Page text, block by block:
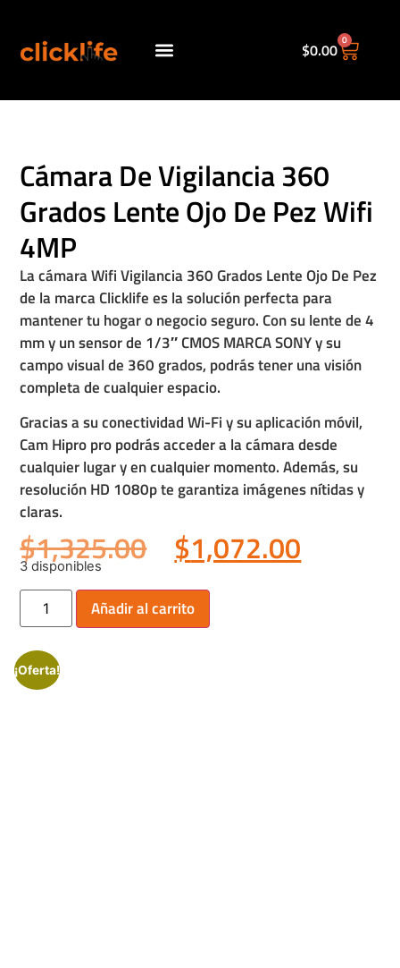
$0.00 0
Cámara De Vigilancia 360
Grados Lente Ojo De Pez Wifi
4MP
La cámara Wifi Vigilancia 360 Grados Lente Ojo De Pez
de la marca Clicklife es la solución perfecta para
mantener tu hogar o negocio seguro. Con su lente de 4
mm y un sensor de 1/3″ CMOS MARCA SONY y su
campo visual de 360 grados, podrás tener una visión
completa de cualquier espacio.
Gracias a su conectividad Wi-Fi y su aplicación móvil,
Cam Hipro pro podrás acceder a la cámara desde
cualquier lugar y en cualquier momento. Además, su
resolución HD 1080p te garantiza imágenes nítidas y
claras.
$1,325.00 $1,072.00
3 disponibles
Añadir al carrito
¡Oferta!